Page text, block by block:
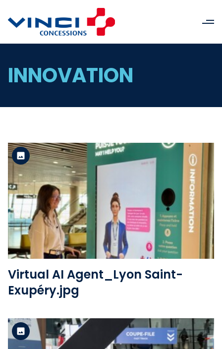
INNOVATION
Voir le fichier
Virtual AI Agent_Lyon Saint-
Exupéry.jpg